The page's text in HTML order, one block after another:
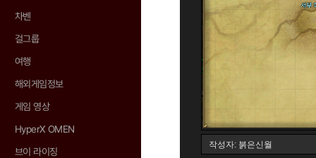
차벤
걸그룹
여행
해외게임정보
게임 영상
HyperX OMEN
브이 라이징